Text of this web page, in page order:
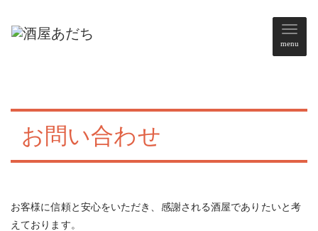
メ
ニ
menu
お問い合わせ
お客様に信頼と安心をいただき、感謝される酒屋でありたいと考
えております。